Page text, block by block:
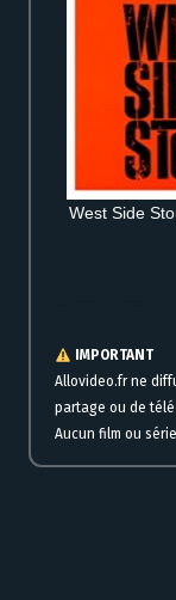
West Side
IMPORTANT
Allovideo.fr ne
partage ou de
Aucun film ou